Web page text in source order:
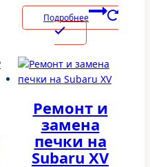
Подробнее
Ремонт и
замена
печки на
Subaru XV